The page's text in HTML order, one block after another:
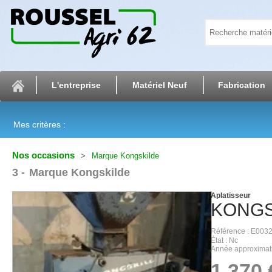
L'entreprise Matériel Neuf Fabrication
Mes critères :
Nos occasions Marque Kongskilde
3 Marque Kongskilde
Aplatisseur
Référence
État
Nc
Année